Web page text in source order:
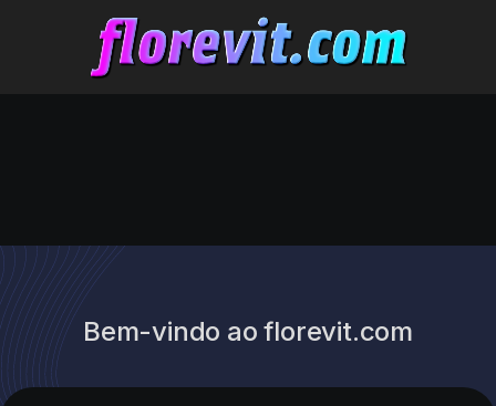
Bem-vindo ao florevit.com